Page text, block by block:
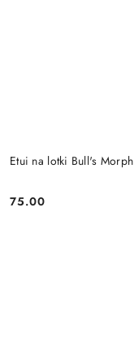
Etui na lotki Bull's Morph
Cena:
75.00